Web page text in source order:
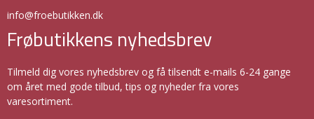
info@froebutikken.dk
Frøbutikkens nyhedsbrev
Tilmeld dig vores nyhedsbrev og få tilsendt e-mails 6-24 gange
om året med gode tilbud, tips og nyheder fra vores
varesortiment.